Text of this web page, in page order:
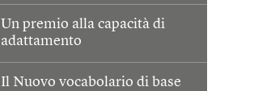
Un premio alla capacità di
adattamento
Il Nuovo vocabolario di base